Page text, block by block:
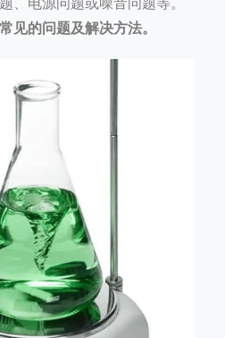
见的问题及解决方法。